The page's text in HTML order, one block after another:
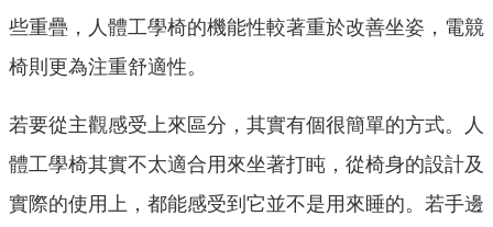
些重疊，人體工學椅的機能性較著重於改善坐姿，電競
椅則更為注重舒適性。
若要從主觀感受上來區分，其實有個很簡單的方式。人
體工學椅其實不太適合用來坐著打盹，從椅身的設計及
實際的使用上，都能感受到它並不是用來睡的。若手邊